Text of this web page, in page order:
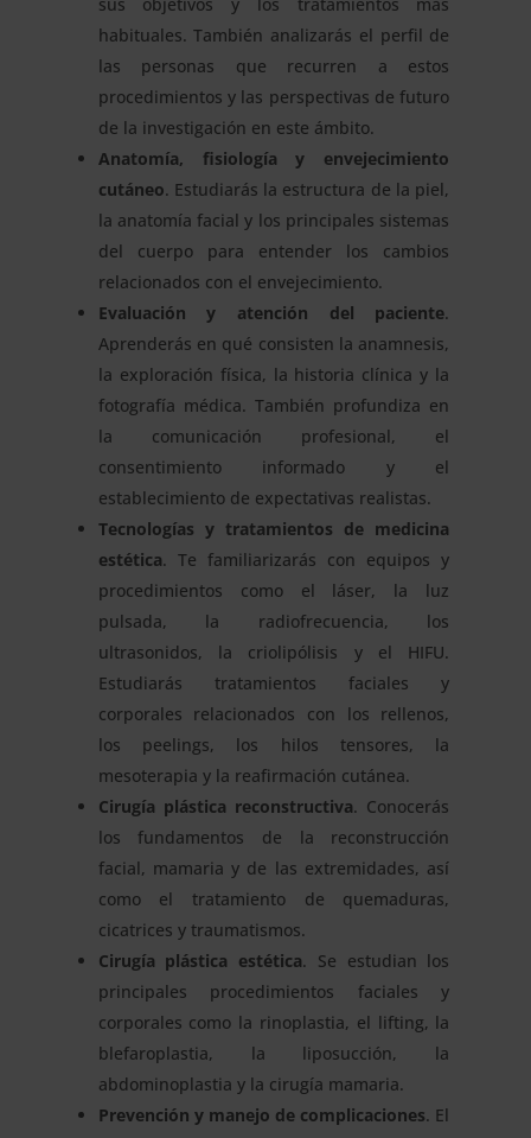
habituales. También analizarás el perfil de
las personas que recurren a estos
procedimientos y las perspectivas de futuro
de la investigación en este ámbito.
Anatomía, fisiología y envejecimiento
cutáneo. Estudiarás la estructura de la piel,
la anatomía facial y los principales sistemas
del cuerpo para entender los cambios
relacionados con el envejecimiento.
Evaluación y atención del paciente.
Aprenderás en qué consisten la anamnesis,
la exploración física, la historia clínica y la
fotografía médica. También profundiza en
la comunicación profesional, el
consentimiento informado y el
establecimiento de expectativas realistas.
Tecnologías y tratamientos de medicina
estética. Te familiarizarás con equipos y
procedimientos como el láser, la luz
pulsada, la radiofrecuencia, los
ultrasonidos, la criolipólisis y el HIFU.
Estudiarás tratamientos faciales y
corporales relacionados con los rellenos,
los peelings, los hilos tensores, la
mesoterapia y la reafirmación cutánea.
Cirugía plástica reconstructiva. Conocerás
los fundamentos de la reconstrucción
facial, mamaria y de las extremidades, así
como el tratamiento de quemaduras,
cicatrices y traumatismos.
Cirugía plástica estética. Se estudian los
principales procedimientos faciales y
corporales como la rinoplastia, el lifting, la
blefaroplastia, la liposucción, la
abdominoplastia y la cirugía mamaria.
Prevención y manejo de complicaciones. El